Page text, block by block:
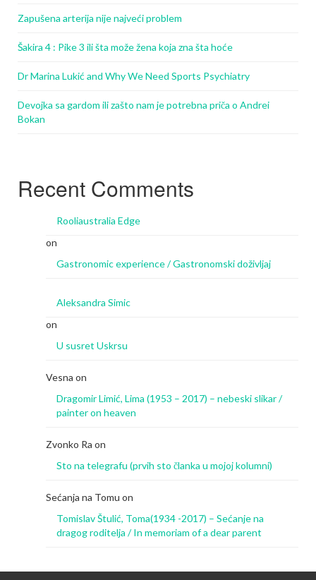
Zapušena arterija nije najveći problem
Šakira 4 : Pike 3 ili šta može žena koja zna šta hoće
Dr Marina Lukić and Why We Need Sports Psychiatry
Devojka sa gardom ili zašto nam je potrebna priča o Andrei
Bokan
Recent Comments
Rooliaustralia Edge
on
Gastronomic experience / Gastronomski doživljaj
Aleksandra Simic
on
U susret Uskrsu
Vesna on
Dragomir Limić, Lima (1953 – 2017) – nebeski slikar /
painter on heaven
Zvonko Ra on
Sto na telegrafu (prvih sto članka u mojoj kolumni)
Sećanja na Tomu on
Tomislav Štulić, Toma(1934 -2017) – Sećanje na
dragog roditelja / In memoriam of a dear parent